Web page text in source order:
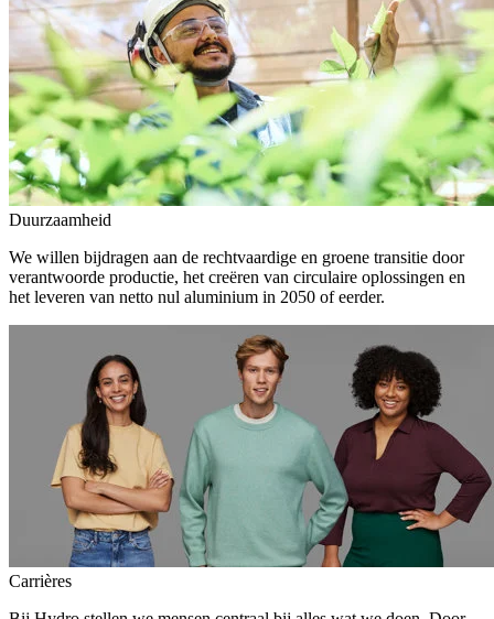
Duurzaamheid
We willen bijdragen aan de rechtvaardige en groene transitie door
verantwoorde productie, het creëren van circulaire oplossingen en
het leveren van netto nul aluminium in 2050 of eerder.
Carrières